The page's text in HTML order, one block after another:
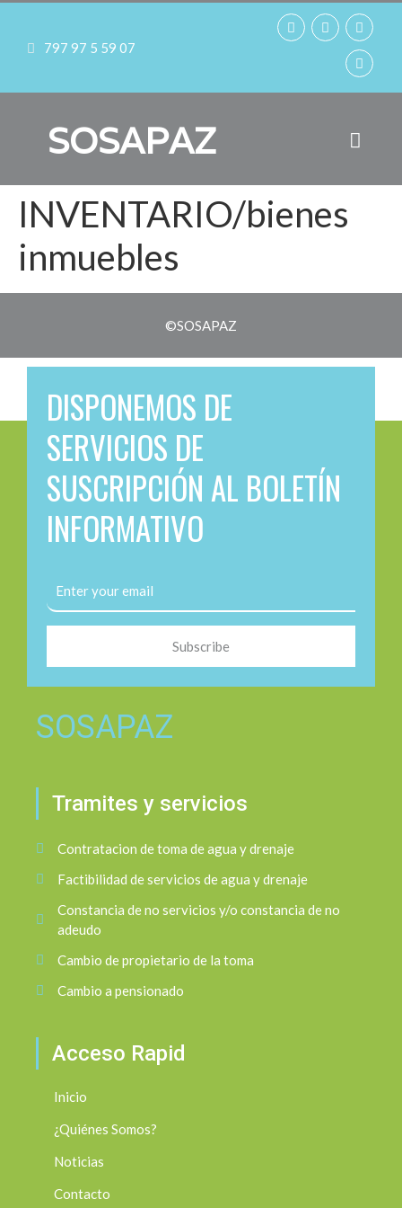
797 97 5 59 07
SOSAPAZ
INVENTARIO/bienes
inmuebles
©SOSAPAZ
DISPONEMOS DE
SERVICIOS DE
SUSCRIPCIÓN AL BOLETÍN
INFORMATIVO
Subscribe
SOSAPAZ
Tramites y servicios
Contratacion de toma de agua y drenaje
Factibilidad de servicios de agua y drenaje
Constancia de no servicios y/o constancia de no
adeudo
Cambio de propietario de la toma
Cambio a pensionado
Acceso Rapid
Inicio
¿Quiénes Somos?
Noticias
Contacto